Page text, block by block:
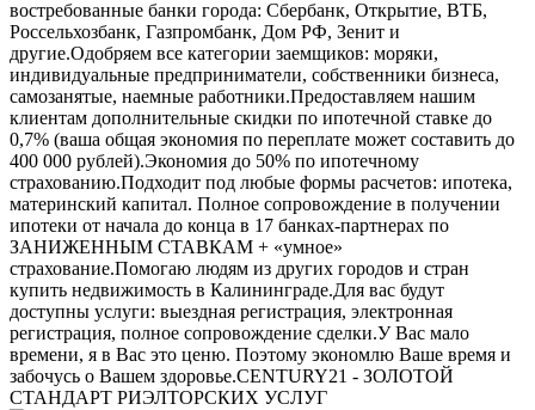
востребованные банки города: Сбербанк, Открытие, ВТБ,
Россельхозбанк, Газпромбанк, Дом РФ, Зенит и
другие.Одобряем все категории заемщиков: моряки,
индивидуальные предприниматели, собственники бизнеса,
самозанятые, наемные работники.Предоставляем нашим
клиентам дополнительные скидки по ипотечной ставке до
0,7% (ваша общая экономия по переплате может составить до
400 000 рублей).Экономия до 50% по ипотечному
страхованию.Подходит под любые формы расчетов: ипотека,
материнский капитал. Полное сопровождение в получении
ипотеки от начала до конца в 17 банках-партнерах по
ЗАНИЖЕННЫМ СТАВКАМ + «умное»
страхование.Помогаю людям из других городов и стран
купить недвижимость в Калининграде.Для вас будут
доступны услуги: выездная регистрация, электронная
регистрация, полное сопровождение сделки.У Вас мало
времени, я в Вас это ценю. Поэтому экономлю Ваше время и
забочусь о Вашем здоровье.CENTURY21 - ЗОЛОТОЙ
СТАНДАРТ РИЭЛТОРСКИХ УСЛУГ